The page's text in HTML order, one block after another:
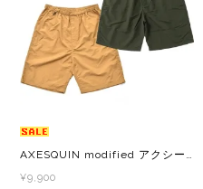
UltrAspire(ウルトラスパイア)
XeroShoes（ゼロシューズ）
yamarokko(ヤマロッコ)
YAMAtune(ヤマチューン)
¥9,900